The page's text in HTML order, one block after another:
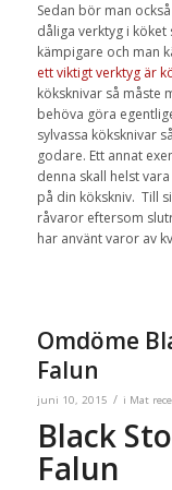
Sedan bör man
dåliga verktyg i
kämpigare och man
ett viktigt verktyg är
köksknivar så måste
behöva göra
sylvassa köksknivar
godare. Ett annat
denna skall helst
på din kökskniv. Till
råvaror eftersom
har använt varor av
Omdöme
Falun
juni 10, 2015 / i Mat
Black
Falun